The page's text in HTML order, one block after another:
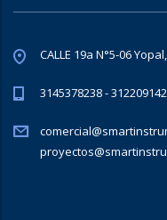
CALLE 19a N°5-06
3145378238 -